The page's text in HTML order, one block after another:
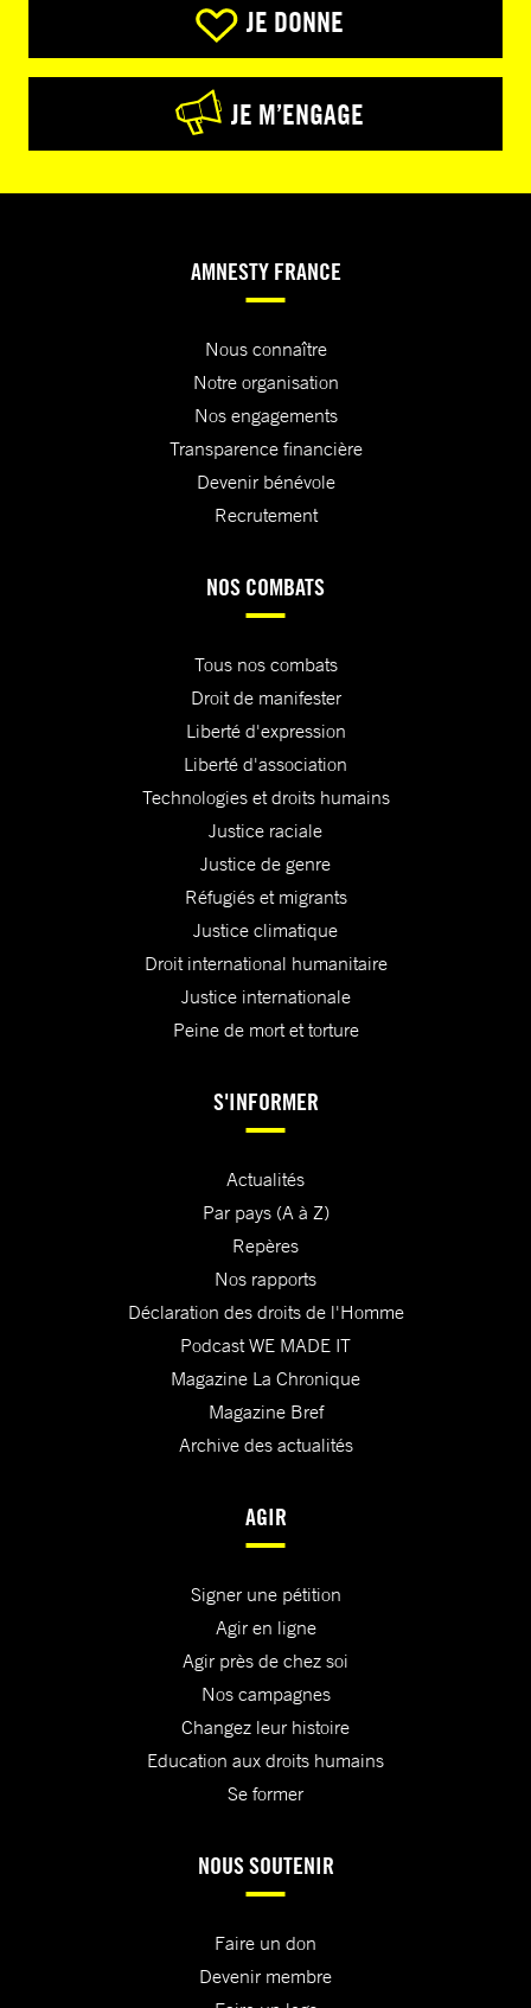
JE DONNE
JE M’ENGAGE
AMNESTY FRANCE
Nous connaître
Notre organisation
Nos engagements
Transparence financière
Devenir bénévole
Recrutement
NOS COMBATS
Tous nos combats
Droit de manifester
Liberté d'expression
Liberté d'association
Technologies et droits humains
Justice raciale
Justice de genre
Réfugiés et migrants
Justice climatique
Droit international humanitaire
Justice internationale
Peine de mort et torture
S'INFORMER
Actualités
Par pays (A à Z)
Repères
Nos rapports
Déclaration des droits de l'Homme
Podcast WE MADE IT
Magazine La Chronique
Magazine Bref
Archive des actualités
AGIR
Signer une pétition
Agir en ligne
Agir près de chez soi
Nos campagnes
Changez leur histoire
Education aux droits humains
Se former
NOUS SOUTENIR
Faire un don
Devenir membre